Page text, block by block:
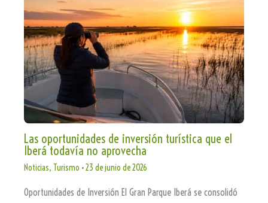
Las oportunidades de inversión turística que el
Iberá todavía no aprovecha
Noticias, Turismo •23 de junio de 2026
Oportunidades de Inversión El Gran Parque Iberá se consolidó